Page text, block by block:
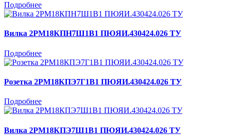
Подробнее
Вилка 2РМ18КПН7Ш1В1 ПЮЯИ.430424.026 ТУ
Подробнее
Розетка 2РМ18КПЭ7Г1В1 ПЮЯИ.430424.026 ТУ
Подробнее
Вилка 2РМ18КПЭ7Ш1В1 ПЮЯИ.430424.026 ТУ